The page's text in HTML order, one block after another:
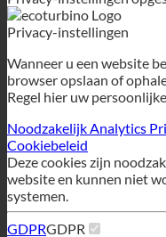
Noodzakelijk Analytics
Cookiebeleid
Deze cookies zijn
website en kunnen niet
systemen.
GDPR
Om de GDPR-service op
gebruiken we de